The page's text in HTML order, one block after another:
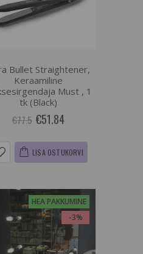
Bullet Straightener,
Keraamiline
Must , 1
tk (Black)
€77.5 €51.84
LISA OSTUKORVI
HEA PAKKUMINE
-3%